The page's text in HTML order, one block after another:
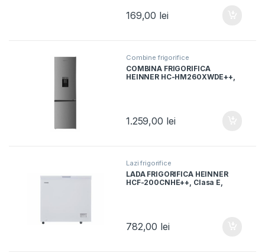
169,00 lei
Combine frigorifice
COMBINA FRIGORIFICA
HEINNER HC-HM260XWDE++,
1.259,00 lei
Lazi frigorifice
LADA FRIGORIFICA HEINNER
HCF-200CNHE++, Clasa E,
782,00 lei